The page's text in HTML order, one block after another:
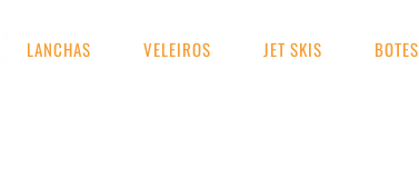
LANCHAS VELEIROS JET SKIS BOTES